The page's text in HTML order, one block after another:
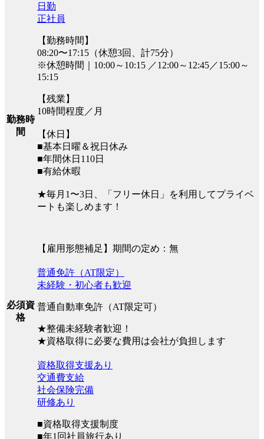
勤務時
間
日勤
正社員
【勤務時間】
08:20〜17:15（休憩3回、計75分）
※休憩時間｜10:00～10:15 ／12:00～12:45／15:00～
15:15
【残業】
10時間程度／月
【休日】
■基本日曜＆祝日休み
■年間休日110日
■有給休暇
★毎月1〜3日、「フリー休日」を利用してプライベ
ートも楽しめます！
【雇用形態補足】期間の定め：無
必須資
格
普通免許（AT限定）
未経験・初心者も歓迎
普通自動車免許（AT限定可）
★整備未経験者歓迎！
★資格取得に必要な費用は会社が負担します
資格取得支援あり
交通費支給
社会保険完備
研修あり
■資格取得支援制度
■年1回社員旅行あり